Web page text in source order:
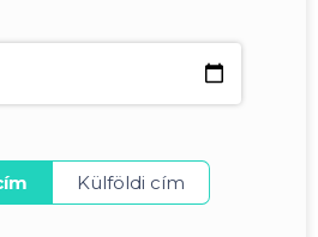
Külföldi cím